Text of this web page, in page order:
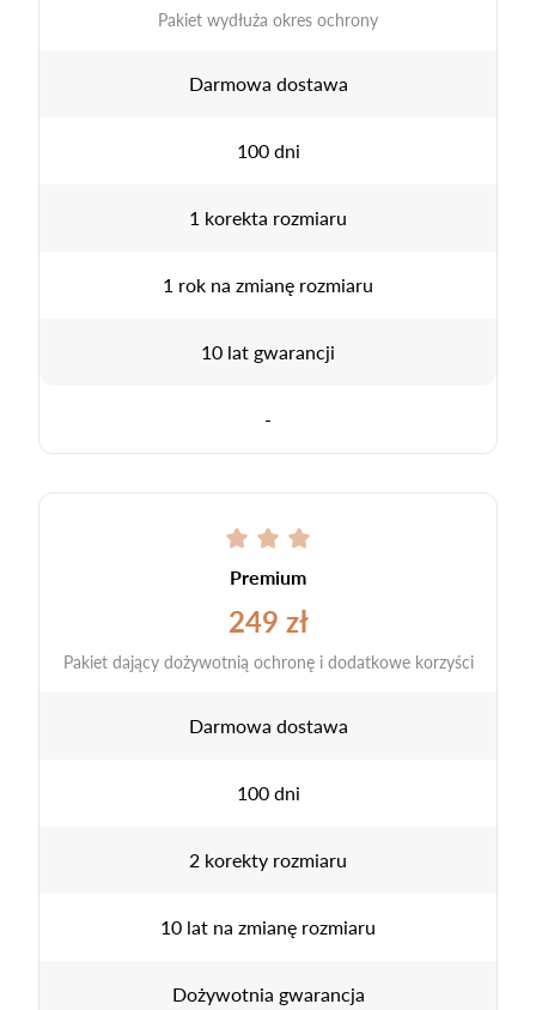
Pakiet wydłuża okres ochrony
Darmowa dostawa
100 dni
1 korekta rozmiaru
1 rok na zmianę rozmiaru
10 lat gwarancji
-
Premium
249 zł
Pakiet dający dożywotnią ochronę i dodatkowe korzyści
Darmowa dostawa
100 dni
2 korekty rozmiaru
10 lat na zmianę rozmiaru
Dożywotnia gwarancja